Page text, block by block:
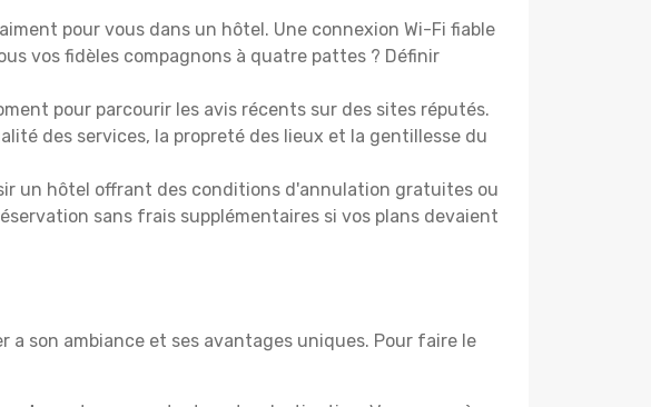
pour vous dans un hôtel. Une connexion Wi-Fi fiable
vos fidèles compagnons à quatre pattes ? Définir
pour parcourir les avis récents sur des sites réputés.
des services, la propreté des lieux et la gentillesse du
un hôtel offrant des conditions d'annulation gratuites ou
sans frais supplémentaires si vos plans devaient
a son ambiance et ses avantages uniques. Pour faire le